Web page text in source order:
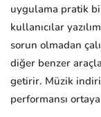
uygulama pratik
kullanıcılar
sorun olmadan
diğer benzer
getirir. Müzik
performansı